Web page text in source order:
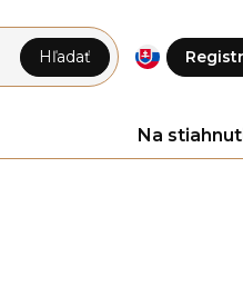
Hľadať
Na